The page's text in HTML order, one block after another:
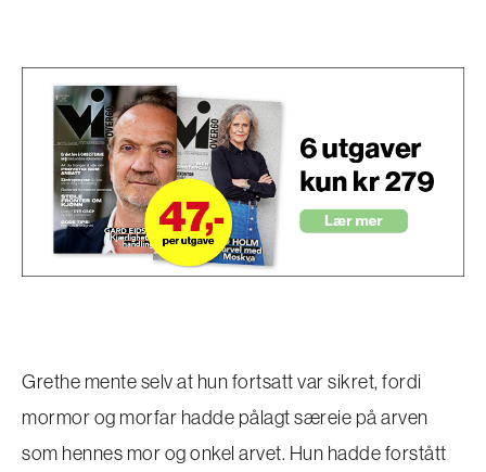
Grethe mente selv at hun fortsatt var sikret, fordi
mormor og morfar hadde pålagt særeie på arven
som hennes mor og onkel arvet. Hun hadde forstått